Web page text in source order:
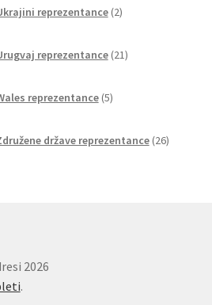
reprezentance 2izdelka
reprezentance 21izdelkov
reprezentance 5izdelkov
države reprezentance 26izdelkov
2026
.